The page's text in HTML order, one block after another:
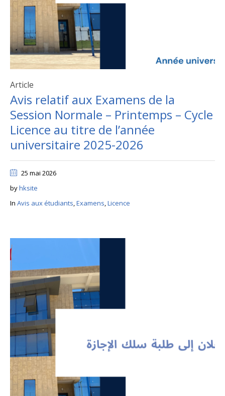
Article
Avis relatif aux Examens de la
Session Normale – Printemps – Cycle
Licence au titre de l’année
universitaire 2025-2026
25 mai 2026
byhksite
In Avis aux étudiants,Examens,Licence